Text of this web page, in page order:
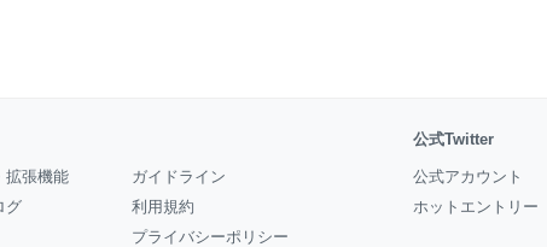
拡張機能
グ
ガイドライン
利用規約
プライバシーポリシー
公式Twitter
公式アカウント
ホットエントリー